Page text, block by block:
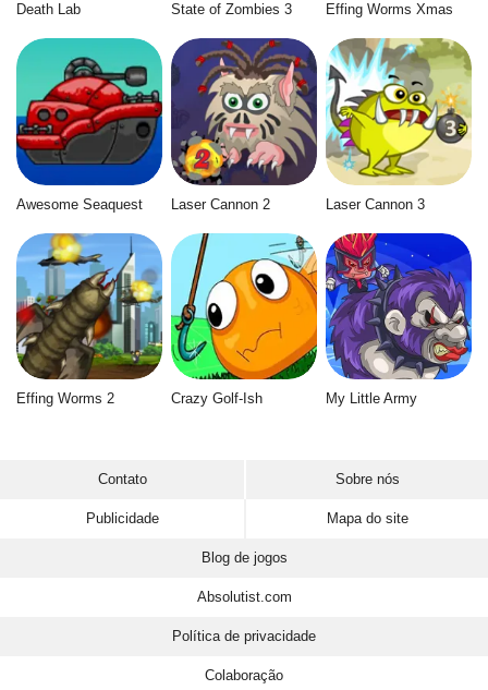
Death Lab State of Zombies 3 Effing Worms Xmas
Awesome Seaquest Laser Cannon 2 Laser Cannon 3
Effing Worms 2 Crazy Golf-Ish My Little Army
Contato Sobre nós
Publicidade Mapa do site
Blog de jogos
Absolutist.com
Política de privacidade
Colaboração